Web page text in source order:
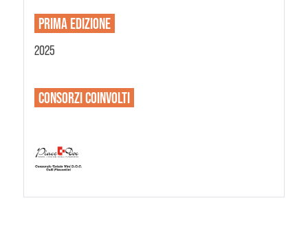
PRIMA EDIZIONE
2025
CONSORZICOINVOLTI